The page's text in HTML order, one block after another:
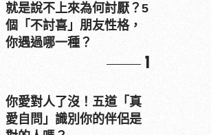
就是說不上來為何討厭？5
個「不討喜」朋友性格，
你遇過哪一種？
1
你愛對人了沒！五道「真
愛自問」識別你的伴侶是